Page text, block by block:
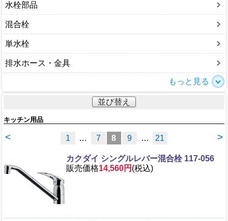
水栓部品
混合栓
単水栓
排水ホース・金具
もっと見る
並び替え
キッチン用品
< >
1 … 7 8 9 … 21
カクダイ シングルレバー混合栓 117-056
販売価格14,560円 (税込)